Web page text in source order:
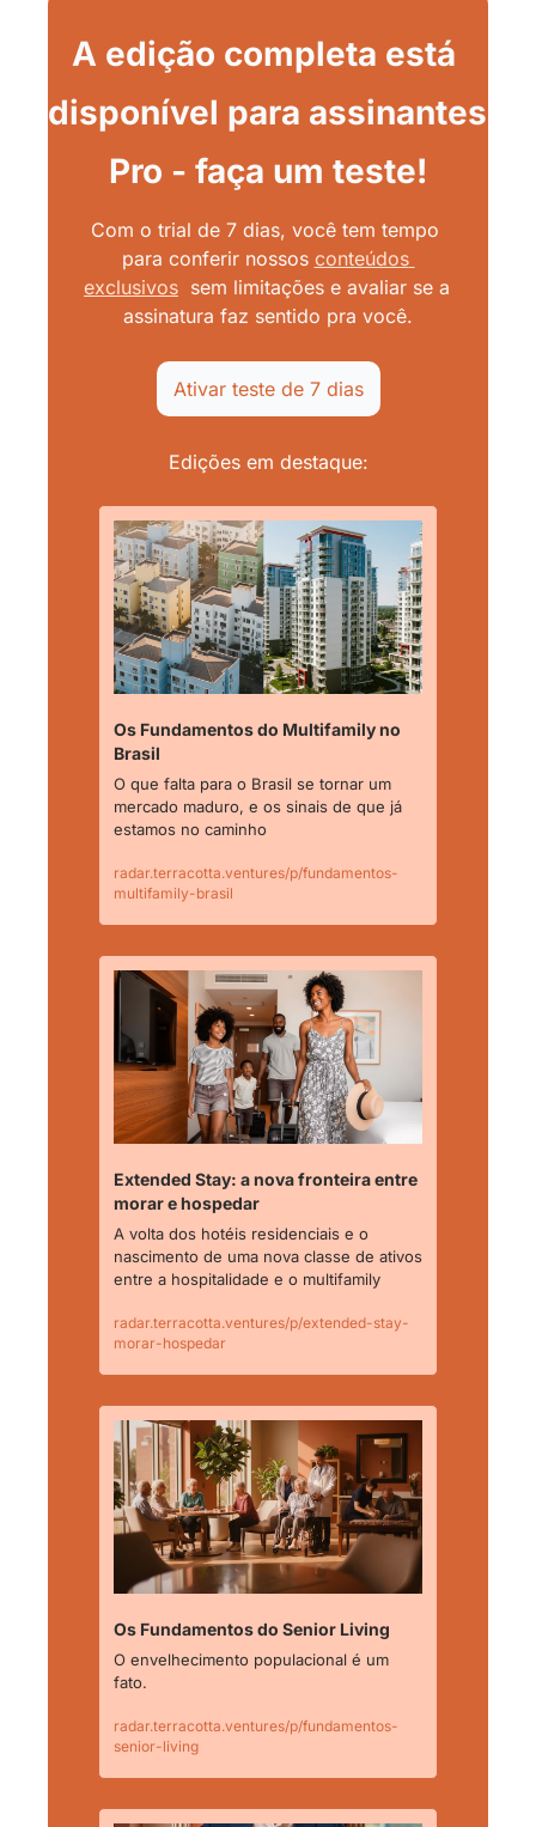
A edição completa está
disponível para assinantes
Pro - faça um teste!
Com o trial de 7 dias, você tem tempo
para conferir nossos conteúdos
exclusivos sem limitações e avaliar se a
assinatura faz sentido pra você.
Ativar teste de 7 dias
Edições em destaque:
Os Fundamentos do Multifamily no
Brasil
O que falta para o Brasil se tornar um
mercado maduro, e os sinais de que já
estamos no caminho
radar.terracotta.ventures/p/fundamentos-
multifamily-brasil
Extended Stay: a nova fronteira entre
morar e hospedar
A volta dos hotéis residenciais e o
nascimento de uma nova classe de ativos
entre a hospitalidade e o multifamily
radar.terracotta.ventures/p/extended-stay-
morar-hospedar
Os Fundamentos do Senior Living
O envelhecimento populacional é um
fato.
radar.terracotta.ventures/p/fundamentos-
senior-living